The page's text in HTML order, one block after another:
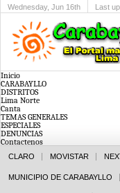
Wednesday, Jun 16th Last
Inicio
CARABAYLLO
DISTRITOS
Lima Norte
Canta
TEMAS GENERALES
ESPECIALES
DENUNCIAS
Contactenos
CLARO MOVISTAR
MUNICIPIO DE CARABAYLLO